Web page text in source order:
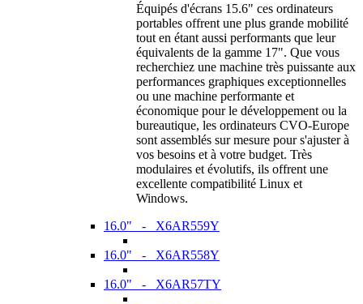
Équipés d'écrans 15.6" ces ordinateurs
portables offrent une plus grande mobilité
tout en étant aussi performants que leur
équivalents de la gamme 17". Que vous
recherchiez une machine très puissante aux
performances graphiques exceptionnelles
ou une machine performante et
économique pour le développement ou la
bureautique, les ordinateurs CVO-Europe
sont assemblés sur mesure pour s'ajuster à
vos besoins et à votre budget. Très
modulaires et évolutifs, ils offrent une
excellente compatibilité Linux et
Windows.
16.0" - X6AR559Y
16.0" - X6AR558Y
16.0" - X6AR57TY